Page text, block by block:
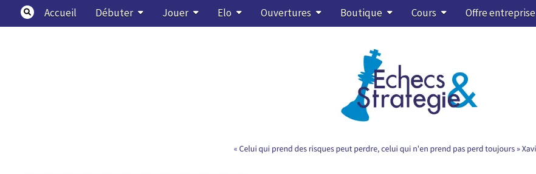
content
Accueil Débuter Jouer Elo Ouvertures Boutique Cours Offre entreprise